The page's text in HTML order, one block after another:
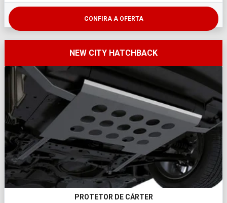
CONFIRA A OFERTA
NEW CITY HATCHBACK
PROTETOR DE CÁRTER